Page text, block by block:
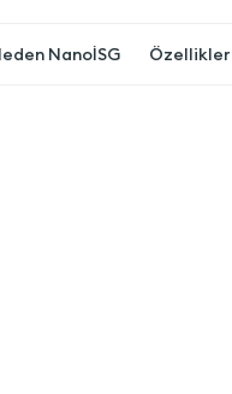
NanoİSG Özellikler